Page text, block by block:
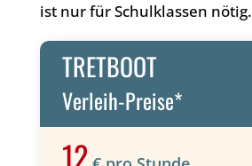
ist nur für Schulklassen nötig.
TRETBOOT
Verleih-Preise*
12